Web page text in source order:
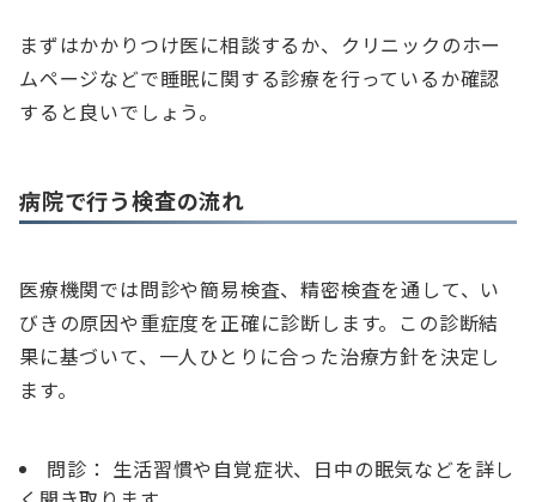
まずはかかりつけ医に相談するか、クリニックのホー
ムページなどで睡眠に関する診療を行っているか確認
すると良いでしょう。
病院で行う検査の流れ
医療機関では問診や簡易検査、精密検査を通して、い
びきの原因や重症度を正確に診断します。この診断結
果に基づいて、一人ひとりに合った治療方針を決定し
ます。
問診： 生活習慣や自覚症状、日中の眠気などを詳し